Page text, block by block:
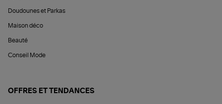
Doudounes et Parkas
Maison déco
Beauté
Conseil Mode
OFFRES ET TENDANCES